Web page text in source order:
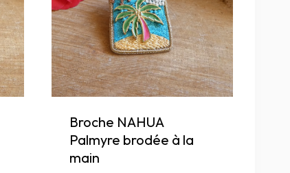
Broche NAHUA
Palmyre brodée à la
main